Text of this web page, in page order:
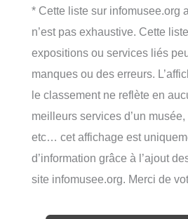
* Cette liste sur infomusee.org
n’est pas exhaustive. Cette
expositions ou services liés
manques ou des erreurs.
le classement ne reflète en
meilleurs services d’un
etc… cet affichage est
d’information grâce à l’ajout
site infomusee.org. Merci de